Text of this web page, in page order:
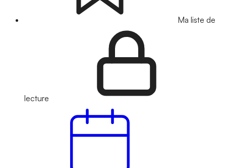
Ma liste de
lecture